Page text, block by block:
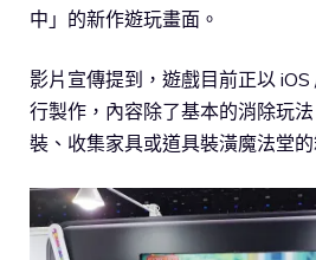
中」的新作遊玩畫面。
影片宣傳提到，遊戲目前正以
行製作，內容除了基本的消除玩
裝、收集家具或道具裝潢魔法堂的